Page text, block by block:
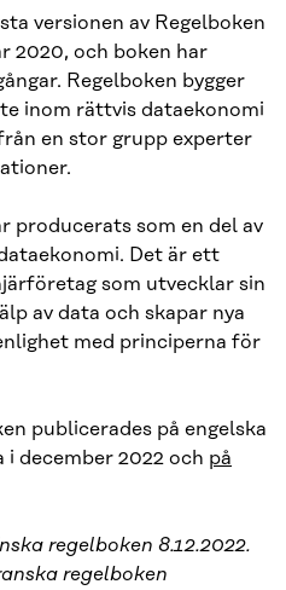
versionen av Regelboken
2020, och boken har
Regelboken bygger
inom rättvis dataekonomi
en stor grupp experter
producerats som en del av
Det är ett
som utvecklar sin
av data och skapar nya
med principerna för
publicerades på engelska
i december 2022 och på
regelboken 8.12.2022.
regelboken